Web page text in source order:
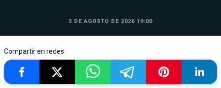
3 DE AGOSTO DE 2026 19:00
Compartir en redes